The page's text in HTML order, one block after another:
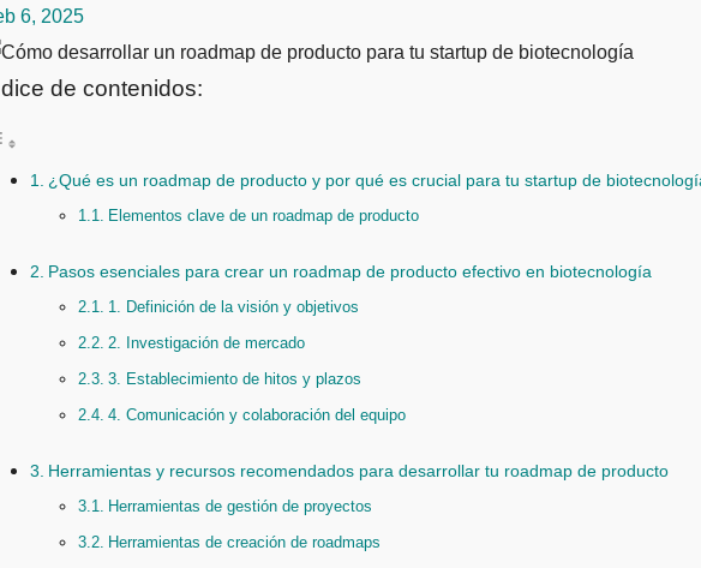
6, 2025
de contenidos:
¿Qué es un roadmap de producto y por qué es crucial para tu startup de
Elementos clave de un roadmap de producto
Pasos esenciales para crear un roadmap de producto efectivo en biotecnología
1. Definición de la visión y objetivos
2. Investigación de mercado
3. Establecimiento de hitos y plazos
4. Comunicación y colaboración del equipo
Herramientas y recursos recomendados para desarrollar tu roadmap de producto
Herramientas de gestión de proyectos
Herramientas de creación de roadmaps